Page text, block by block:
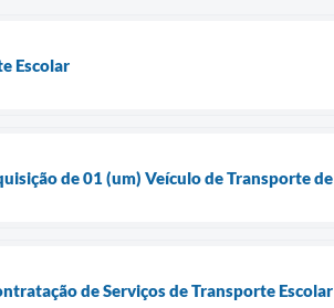
Escolar
de 01 (um) Veículo de Transporte
de Serviços de Transporte Escolar